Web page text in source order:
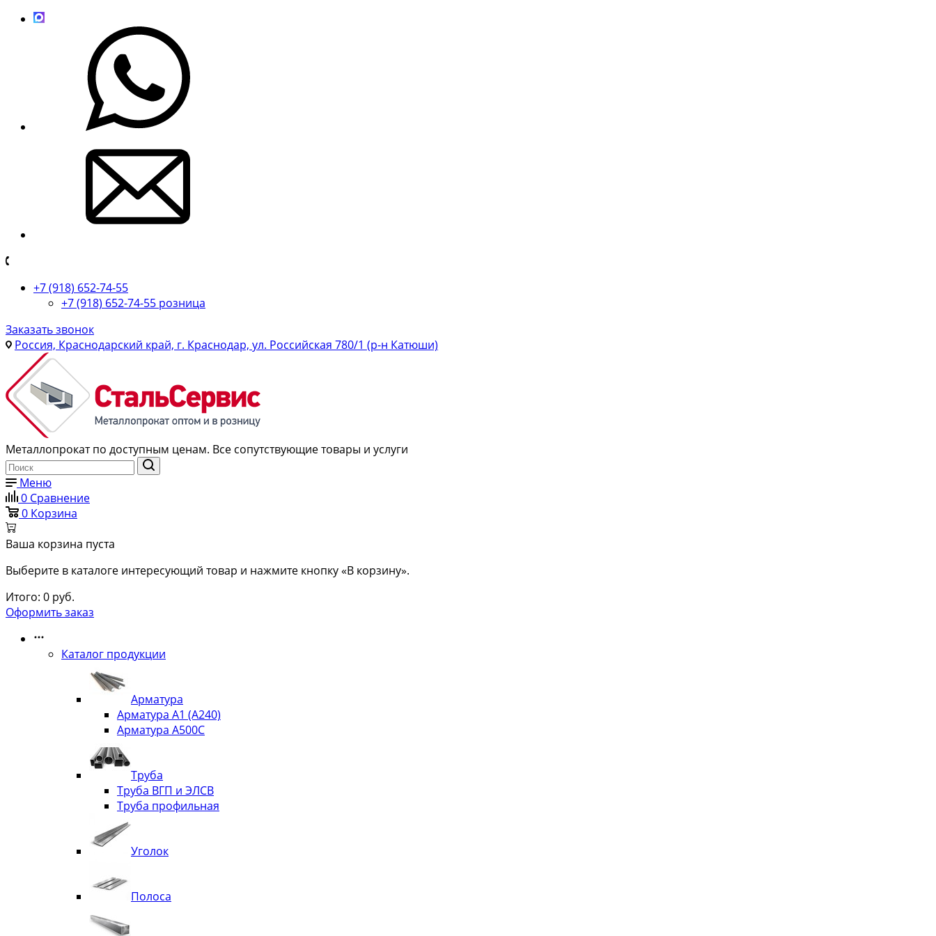
+7 (918) 652-74-55
+7 (918) 652-74-55 розница
Заказать звонок
Россия, Краснодарский край, г. Краснодар, ул. Российская 780/1 (р-н Катюши)
Металлопрокат по доступным ценам. Все сопутствующие товары и услуги
Меню
0 Сравнение
0 Корзина
Ваша корзина пуста
Выберите в каталоге интересующий товар и нажмите кнопку «В корзину».
Итого: 0 руб.
Оформить заказ
Каталог продукции
Арматура
Арматура А1 (А240)
Арматура А500С
Труба
Труба ВГП и ЭЛСВ
Труба профильная
Уголок
Полоса